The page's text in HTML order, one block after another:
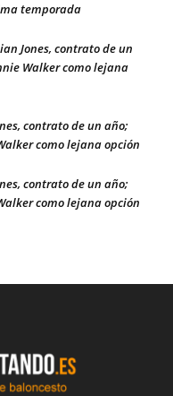
temporada
Jones, contrato de un
Walker como lejana
contrato de un año;
como lejana opción
contrato de un año;
como lejana opción